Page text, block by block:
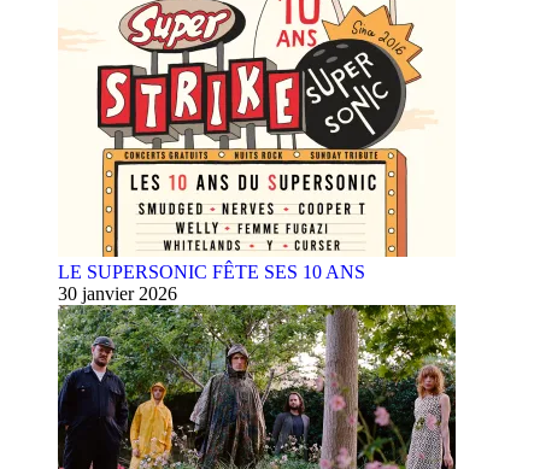
LE SUPERSONIC FÊTE SES 10 ANS
30 janvier 2026